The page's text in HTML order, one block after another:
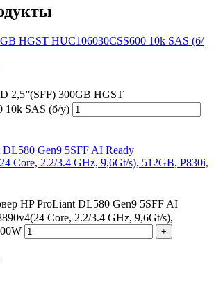
HGST HUC106030CSS600 10k SAS (б/
2,5”(SFF) 300GB HGST
10k SAS (б/у)
Gen9 5SFF AI Ready
Core, 2.2/3.4 GHz, 9,6Gt/s), 512GB, P830i,
HP ProLiant DL580 Gen9 5SFF AI
Core, 2.2/3.4 GHz, 9,6Gt/s),
+